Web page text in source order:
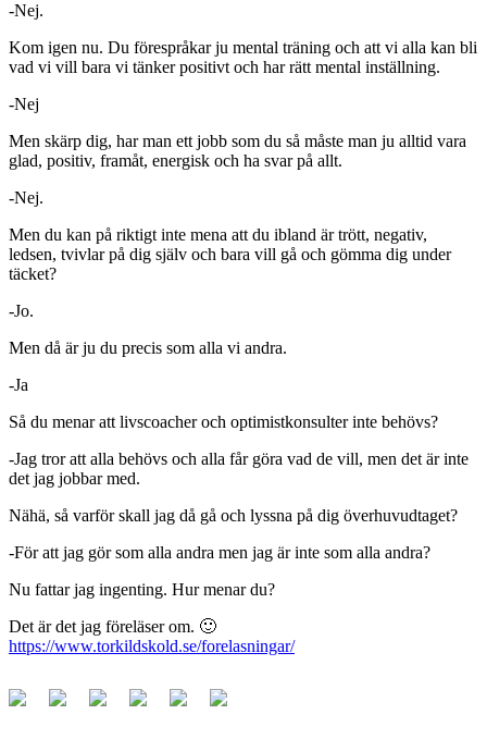
-Nej.
Kom igen nu. Du förespråkar ju mental träning och att vi alla kan bli
vad vi vill bara vi tänker positivt och har rätt mental inställning.
-Nej
Men skärp dig, har man ett jobb som du så måste man ju alltid vara
glad, positiv, framåt, energisk och ha svar på allt.
-Nej.
Men du kan på riktigt inte mena att du ibland är trött, negativ,
ledsen, tvivlar på dig själv och bara vill gå och gömma dig under
täcket?
-Jo.
Men då är ju du precis som alla vi andra.
-Ja
Så du menar att livscoacher och optimistkonsulter inte behövs?
-Jag tror att alla behövs och alla får göra vad de vill, men det är inte
det jag jobbar med.
Nähä, så varför skall jag då gå och lyssna på dig överhuvudtaget?
-För att jag gör som alla andra men jag är inte som alla andra?
Nu fattar jag ingenting. Hur menar du?
Det är det jag föreläser om. 🙂
https://www.torkildskold.se/forelasningar/